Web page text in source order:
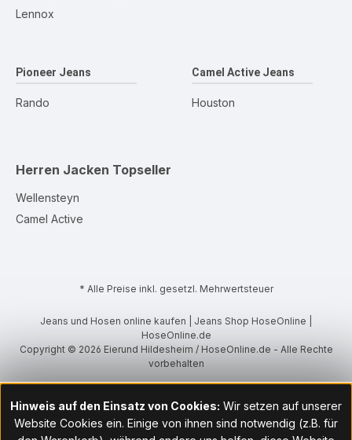
Lennox
Pioneer Jeans
Rando
Camel Active Jeans
Houston
Herren Jacken Topseller
Wellensteyn
Camel Active
* Alle Preise inkl. gesetzl. Mehrwertsteuer
Jeans und Hosen online kaufen | Jeans Shop HoseOnline |
HoseOnline.de
Copyright © 2026 Eierund Hildesheim / HoseOnline.de - Alle Rechte
vorbehalten
Hinweis auf den Einsatz von Cookies: Wir setzen auf unserer
Website Cookies ein. Einige von ihnen sind notwendig (z.B. für